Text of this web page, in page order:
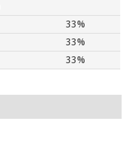
33%
33%
33%